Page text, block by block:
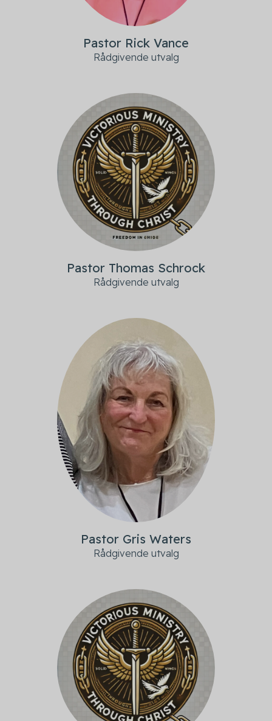
Pastor Rick Vance
Rådgivende utvalg
Pastor Thomas Schrock
Rådgivende utvalg
Pastor Gris Waters
Rådgivende utvalg